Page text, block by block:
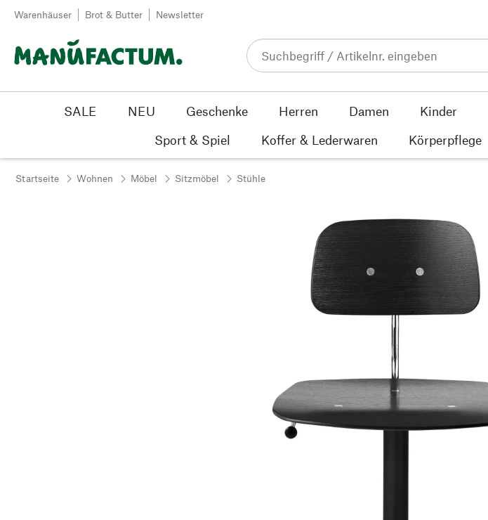
Zum Inhalt springen
Warenhäuser Brot & Butter Newsletter
SALE NEU Geschenke Herren Damen Kinder
Sport & Spiel
Koffer & Lederwaren Körperpflege
Startseite Wohnen Möbel Sitzmöbel Stühle